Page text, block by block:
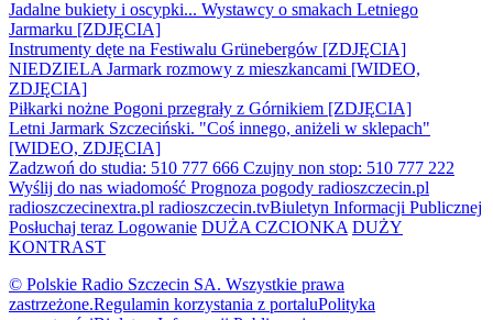
Jadalne bukiety i oscypki... Wystawcy o smakach Letniego
Jarmarku [ZDJĘCIA]
Instrumenty dęte na Festiwalu Grünebergów [ZDJĘCIA]
NIEDZIELA Jarmark rozmowy z mieszkancami [WIDEO,
ZDJĘCIA]
Piłkarki nożne Pogoni przegrały z Górnikiem [ZDJĘCIA]
Letni Jarmark Szczeciński. "Coś innego, aniżeli w sklepach"
[WIDEO, ZDJĘCIA]
Zadzwoń do studia: 510 777 666 Czujny non stop: 510 777 222
Wyślij do nas wiadomość Prognoza pogody radioszczecin.pl
radioszczecinextra.pl radioszczecin.tvBiuletyn Informacji Publicznej
Posłuchaj teraz Logowanie DUŻA CZCIONKA DUŻY
KONTRAST
© Polskie Radio Szczecin SA. Wszystkie prawa
zastrzeżone.Regulamin korzystania z portaluPolityka